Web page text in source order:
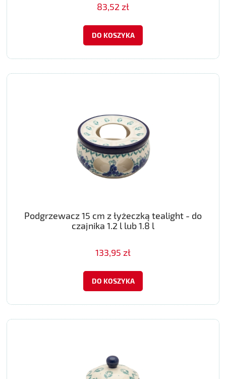
83,52 zł
DO KOSZYKA
Podgrzewacz 15 cm z łyżeczką tealight - do
czajnika 1.2 l lub 1.8 l
133,95 zł
DO KOSZYKA